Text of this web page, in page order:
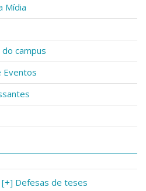
Mídia
campus
Eventos
[+] Defesas de teses